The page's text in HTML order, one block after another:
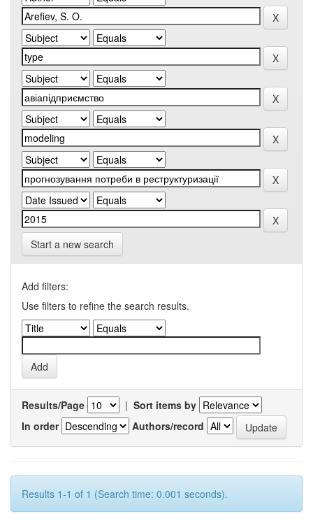
Start a new search
Add filters:
Use filters to refine the search results.
Results/Page | Sort items by
In order
Authors/record
Results 1-1 of 1 (Search time: 0.001 seconds).